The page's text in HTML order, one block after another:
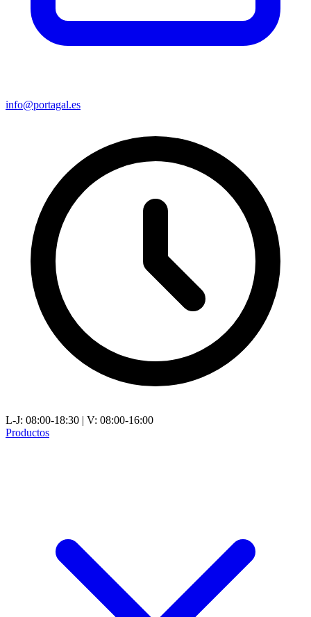
info@portagal.es
L-J: 08:00-18:30 | V: 08:00-16:00
Productos